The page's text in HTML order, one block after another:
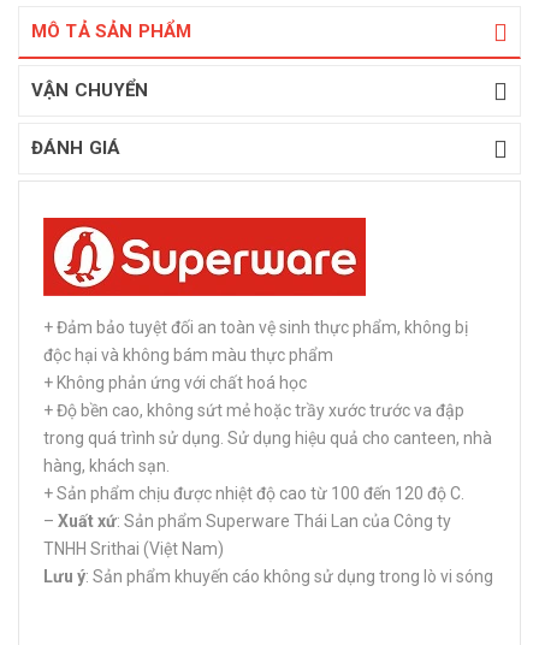
MÔ TẢ SẢN PHẨM
VẬN CHUYỂN
ĐÁNH GIÁ
+ Đảm bảo tuyệt đối an toàn vệ sinh thực phẩm, không bị
độc hại và không bám màu thực phẩm
+ Không phản ứng với chất hoá học
+ Độ bền cao, không sứt mẻ hoặc trầy xước trước va đập
trong quá trình sử dụng. Sử dụng hiệu quả cho canteen, nhà
hàng, khách sạn.
+ Sản phẩm chịu được nhiệt độ cao từ 100 đến 120 độ C.
– Xuất xứ: Sản phẩm Superware Thái Lan của Công ty
TNHH Srithai (Việt Nam)
Lưu ý: Sản phẩm khuyến cáo không sử dụng trong lò vi sóng